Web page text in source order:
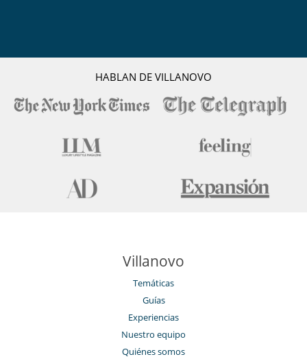
HABLAN DE VILLANOVO
Villanovo
Temáticas
Guías
Experiencias
Nuestro equipo
Quiénes somos